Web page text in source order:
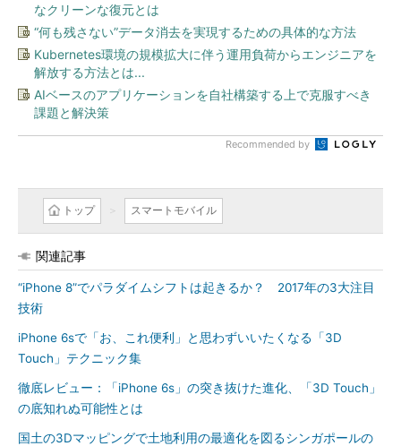
なクリーンな復元とは
“何も残さない”データ消去を実現するための具体的な方法
Kubernetes環境の規模拡大に伴う運用負荷からエンジニアを
解放する方法とは...
AIベースのアプリケーションを自社構築する上で克服すべき
課題と解決策
Recommended by
トップ スマートモバイル
関連記事
“iPhone 8”でパラダイムシフトは起きるか？ 2017年の3大注目
技術
iPhone 6sで「お、これ便利」と思わずいいたくなる「3D
Touch」テクニック集
徹底レビュー：「iPhone 6s」の突き抜けた進化、「3D Touch」
の底知れぬ可能性とは
国土の3Dマッピングで土地利用の最適化を図るシンガポールの